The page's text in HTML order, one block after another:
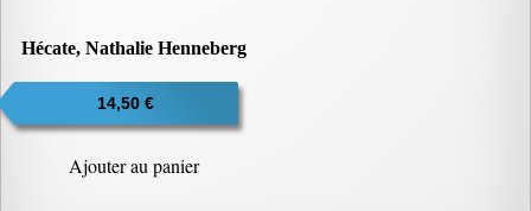
Hécate, Nathalie Henneberg
14,50 €
Ajouter au panier